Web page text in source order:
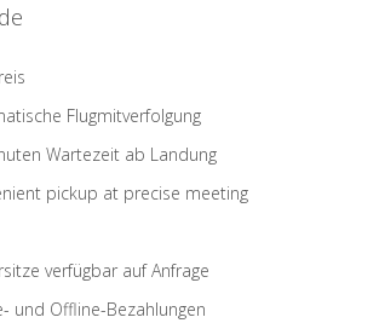
Flugmitverfolgung
Wartezeit ab Landung
pickup at precise meeting
verfügbar auf Anfrage
und Offline-Bezahlungen